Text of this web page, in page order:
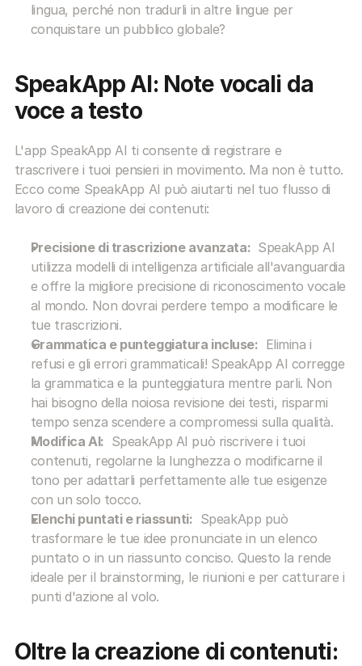
lingua, perché non tradurli in altre lingue per
conquistare un pubblico globale?
SpeakApp AI: Note vocali da
voce a testo
L'app SpeakApp AI ti consente di registrare e
trascrivere i tuoi pensieri in movimento. Ma non è tutto.
Ecco come SpeakApp AI può aiutarti nel tuo flusso di
lavoro di creazione dei contenuti:
Precisione di trascrizione avanzata: SpeakApp AI
utilizza modelli di intelligenza artificiale all'avanguardia
e offre la migliore precisione di riconoscimento vocale
al mondo. Non dovrai perdere tempo a modificare le
tue trascrizioni.
Grammatica e punteggiatura incluse: Elimina i
refusi e gli errori grammaticali! SpeakApp AI corregge
la grammatica e la punteggiatura mentre parli. Non
hai bisogno della noiosa revisione dei testi, risparmi
tempo senza scendere a compromessi sulla qualità.
Modifica AI: SpeakApp AI può riscrivere i tuoi
contenuti, regolarne la lunghezza o modificarne il
tono per adattarli perfettamente alle tue esigenze
con un solo tocco.
Elenchi puntati e riassunti: SpeakApp può
trasformare le tue idee pronunciate in un elenco
puntato o in un riassunto conciso. Questo la rende
ideale per il brainstorming, le riunioni e per catturare i
punti d'azione al volo.
Oltre la creazione di contenuti: